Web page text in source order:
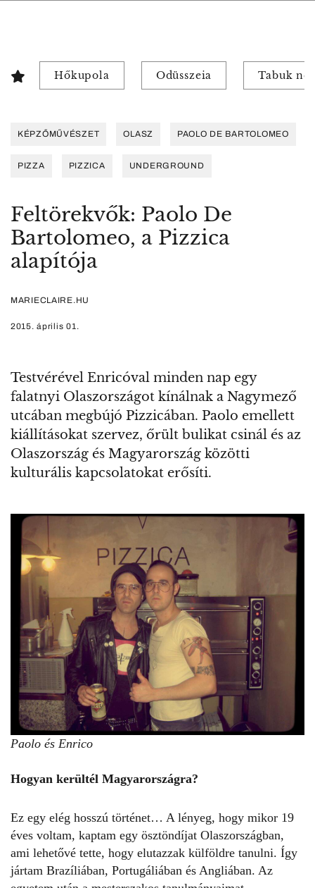
Hőkupola Odüsszeia Tabuk
KÉPZŐMŰVÉSZET OLASZ PAOLO DE BARTOLOMEO
PIZZA PIZZICA UNDERGROUND
Feltörekvők: Paolo De
Bartolomeo, a Pizzica
alapítója
MARIECLAIRE.HU
2015. április 01.
Testvérével Enricóval minden nap egy
falatnyi Olaszországot kínálnak a Nagymező
utcában megbújó Pizzicában. Paolo emellett
kiállításokat szervez, őrült bulikat csinál és az
Olaszország és Magyarország közötti
kulturális kapcsolatokat erősíti.
Paolo és Enrico
Hogyan kerültél Magyarországra?
Ez egy elég hosszú történet… A lényeg, hogy mikor 19
éves voltam, kaptam egy ösztöndíjat Olaszországban,
ami lehetővé tette, hogy elutazzak külföldre tanulni. Így
jártam Brazíliában, Portugáliában és Angliában. Az